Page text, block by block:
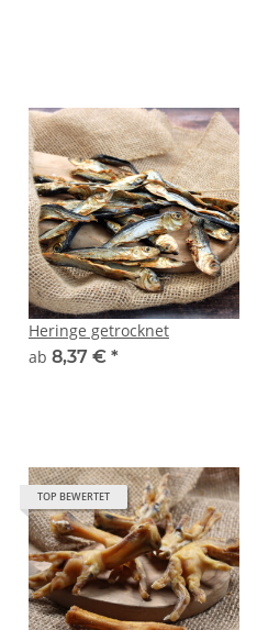
Heringe getrocknet
ab 8,37 € *
TOP BEWERTET